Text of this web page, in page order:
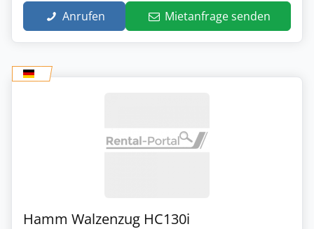
Anrufen Mietanfrage senden
Hamm Walzenzug HC130i